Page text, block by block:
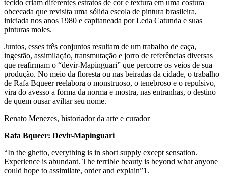
tecido criam diferentes estratos de cor e textura em uma costura
obcecada que revisita uma sólida escola de pintura brasileira,
iniciada nos anos 1980 e capitaneada por Leda Catunda e suas
pinturas moles.
Juntos, esses três conjuntos resultam de um trabalho de caça,
ingestão, assimilação, transmutação e jorro de referências diversas
que reafirmam o “devir-Mapinguari” que percorre os veios de sua
produção. No meio da floresta ou nas beiradas da cidade, o trabalho
de Rafa Bqueer reelabora o monstruoso, o tenebroso e o repulsivo,
vira do avesso a forma da norma e mostra, nas entranhas, o destino
de quem ousar aviltar seu nome.
Renato Menezes, historiador da arte e curador
Rafa Bqueer: Devir-Mapinguari
“In the ghetto, everything is in short supply except sensation.
Experience is abundant. The terrible beauty is beyond what anyone
could hope to assimilate, order and explain”1.